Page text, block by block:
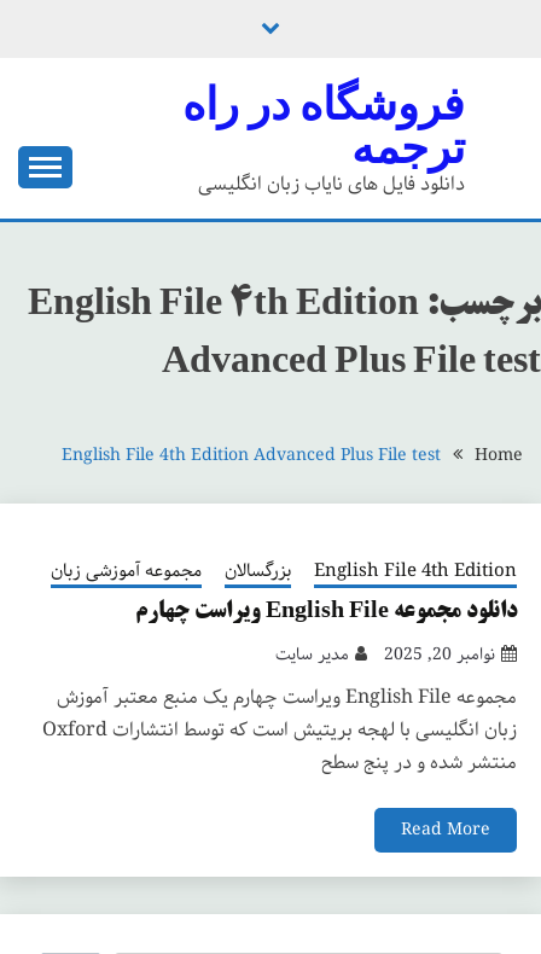
فروشگاه در راه
ترجمه
دانلود فایل های نایاب زبان انگلیسی
برچسب: English File 4th Edition
Advanced Plus File test
Home
English File 4th Edition Advanced Plus File test
English File 4th Edition بزرگسالان مجموعه آموزشی زبان
دانلود مجموعه English File ویراست چهارم
نوامبر 20, 2025 مدیر سایت
مجموعه English File ویراست چهارم یک منبع معتبر آموزش
زبان انگلیسی با لهجه بریتیش است که توسط انتشارات Oxford
منتشر شده و در پنج سطح
Read More